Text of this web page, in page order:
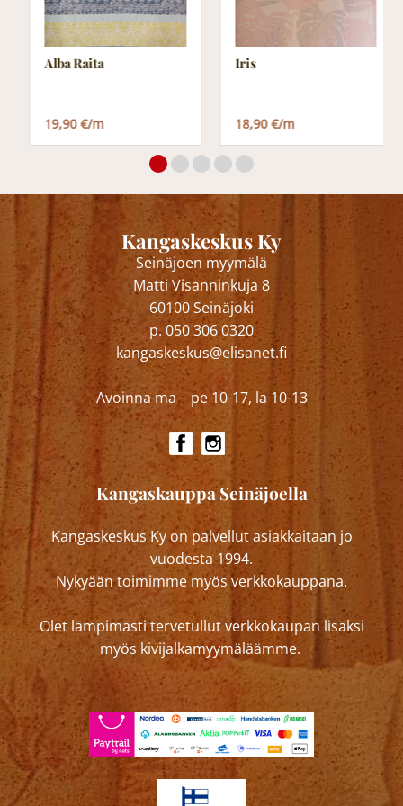
Alba Raita
19,90 €/m
Iris
18,90 €/m
Kangaskeskus Ky
Seinäjoen myymälä
Matti Visanninkuja 8
60100 Seinäjoki
p. 050 306 0320
kangaskeskus@elisanet.fi
Avoinna ma – pe 10-17, la 10-13
Kangaskauppa Seinäjoella
Kangaskeskus Ky on palvellut asiakkaitaan jo
vuodesta 1994.
Nykyään toimimme myös verkkokauppana.
Olet lämpimästi tervetullut verkkokaupan lisäksi
myös kivijalkamyymäläämme.